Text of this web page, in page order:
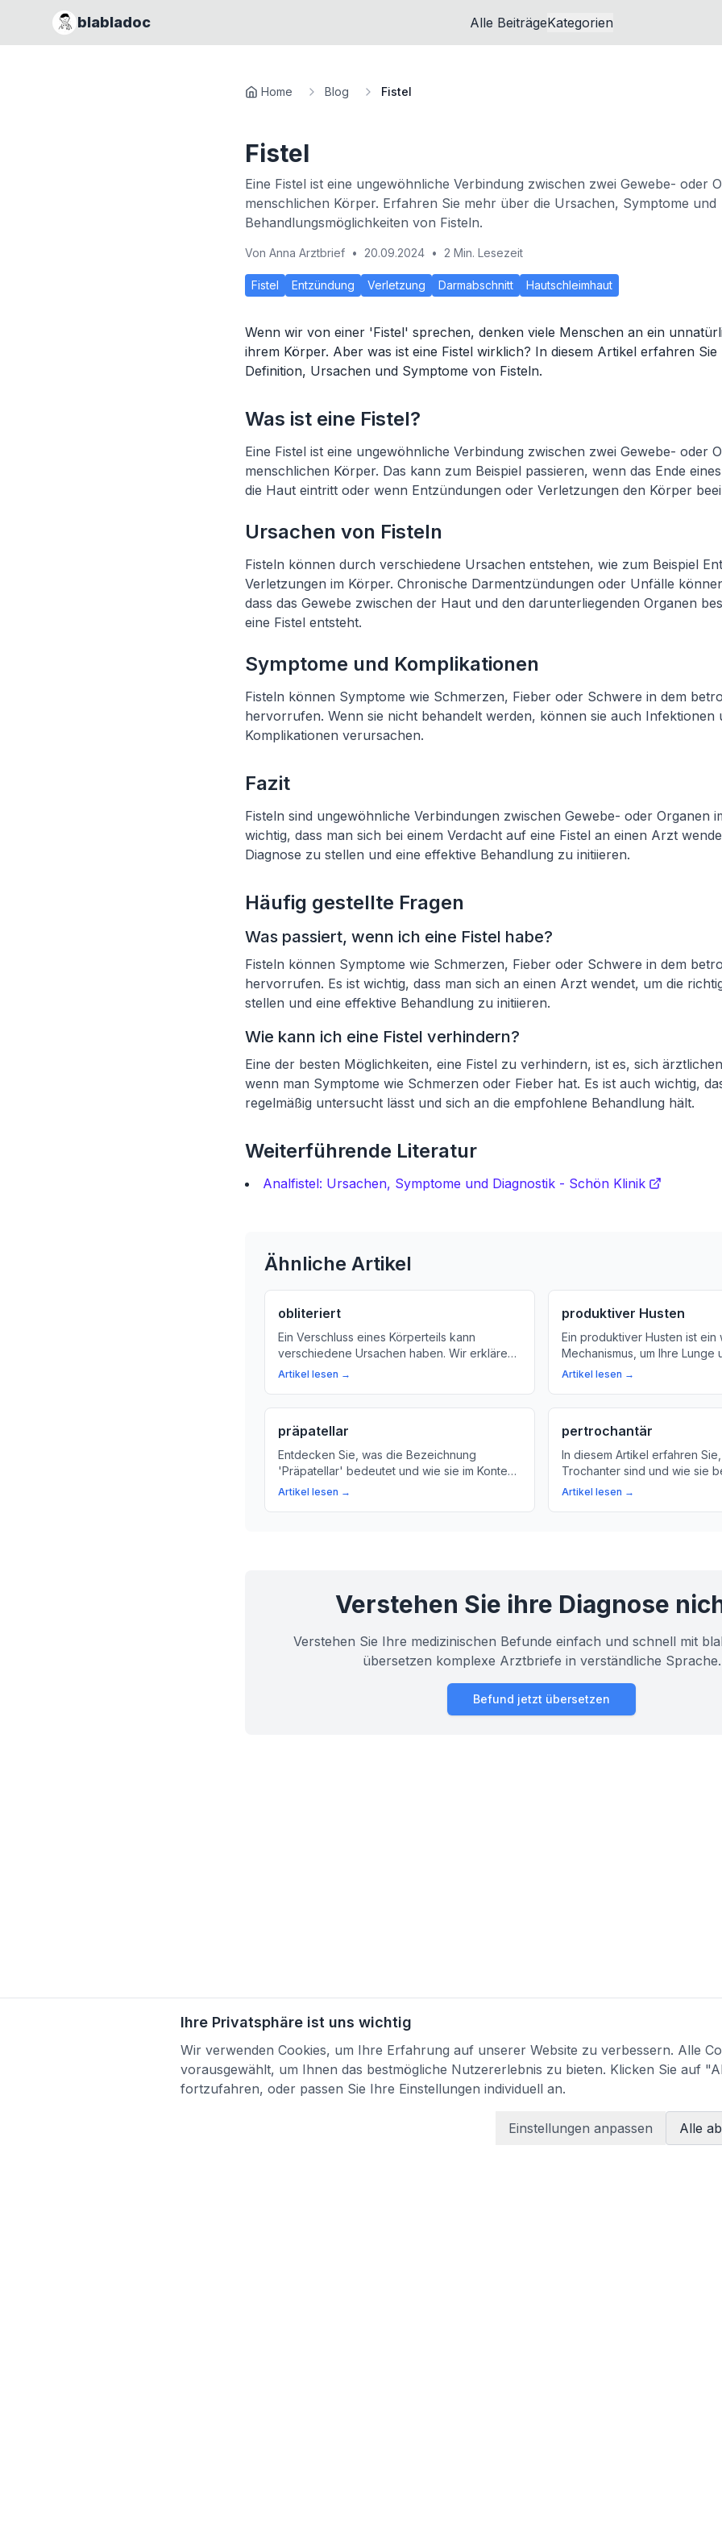
blabladoc Alle BeiträgeKategorien
Home Blog Fistel
Fistel
Eine Fistel ist eine ungewöhnliche Verbindung zwischen zwei Gewebe- oder
menschlichen Körper. Erfahren Sie mehr über die Ursachen, Symptome und
Behandlungsmöglichkeiten von Fisteln.
Von Anna Arztbrief • 20.09.2024 • 2 Min. Lesezeit
Fistel Entzündung Verletzung Darmabschnitt Hautschleimhaut
Wenn wir von einer 'Fistel' sprechen, denken viele Menschen an ein
ihrem Körper. Aber was ist eine Fistel wirklich? In diesem Artikel erfahren
Definition, Ursachen und Symptome von Fisteln.
Was ist eine Fistel?
Eine Fistel ist eine ungewöhnliche Verbindung zwischen zwei Gewebe- oder
menschlichen Körper. Das kann zum Beispiel passieren, wenn das Ende
die Haut eintritt oder wenn Entzündungen oder Verletzungen den Körper
Ursachen von Fisteln
Fisteln können durch verschiedene Ursachen entstehen, wie zum Beispiel
Verletzungen im Körper. Chronische Darmentzündungen oder Unfälle
dass das Gewebe zwischen der Haut und den darunterliegenden Organen
eine Fistel entsteht.
Symptome und Komplikationen
Fisteln können Symptome wie Schmerzen, Fieber oder Schwere in dem
hervorrufen. Wenn sie nicht behandelt werden, können sie auch Infektionen
Komplikationen verursachen.
Fazit
Fisteln sind ungewöhnliche Verbindungen zwischen Gewebe- oder Organen
wichtig, dass man sich bei einem Verdacht auf eine Fistel an einen Arzt
Diagnose zu stellen und eine effektive Behandlung zu initiieren.
Häufig gestellte Fragen
Was passiert, wenn ich eine Fistel habe?
Fisteln können Symptome wie Schmerzen, Fieber oder Schwere in dem
hervorrufen. Es ist wichtig, dass man sich an einen Arzt wendet, um die
stellen und eine effektive Behandlung zu initiieren.
Wie kann ich eine Fistel verhindern?
Eine der besten Möglichkeiten, eine Fistel zu verhindern, ist es, sich
wenn man Symptome wie Schmerzen oder Fieber hat. Es ist auch wichtig,
regelmäßig untersucht lässt und sich an die empfohlene Behandlung hält.
Weiterführende Literatur
Analfistel: Ursachen, Symptome und Diagnostik - Schön Klinik
Ähnliche Artikel
obliteriert
Ein Verschluss eines Körperteils kann
verschiedene Ursachen haben. Wir erklären,
was passiert, wenn ein Mechanismus den
Artikel lesen →
produktiver Husten
Ein produktiver Husten ist ein
Mechanismus, um Ihre Lunge
Bronchien zu reinigen.
Artikel lesen →
präpatellar
Entdecken Sie, was die Bezeichnung
'Präpatellar' bedeutet und wie sie im Kontext
der Kniescheibe relevant ist. Erfahren Sie
Artikel lesen →
pertrochantär
In diesem Artikel erfahren
Trochanter sind und wie sie
Hüftbewegung eine wichtige
Artikel lesen →
Verstehen Sie ihre Diagnose
Verstehen Sie Ihre medizinischen Befunde einfach und schnell mit
übersetzen komplexe Arztbriefe in verständliche Sprache.
Befund jetzt übersetzen
Ihre Privatsphäre ist uns wichtig
Wir verwenden Cookies, um Ihre Erfahrung auf unserer Website zu verbessern. Alle
vorausgewählt, um Ihnen das bestmögliche Nutzererlebnis zu bieten. Klicken Sie auf
fortzufahren, oder passen Sie Ihre Einstellungen individuell an.
Einstellungen anpassen Alle